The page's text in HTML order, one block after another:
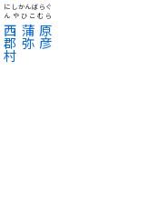
西蒲原
郡弥彦
村
にしかんばらぐ
んやひこむら